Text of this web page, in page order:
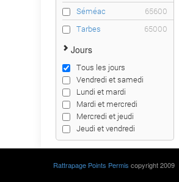
Séméac
65600
Tarbes
65000
Jours
Tous les jours
Vendredi et samedi
Lundi et mardi
Mardi et mercredi
Mercredi et jeudi
Jeudi et vendredi
Rattrapage Points Permis copyright 2009